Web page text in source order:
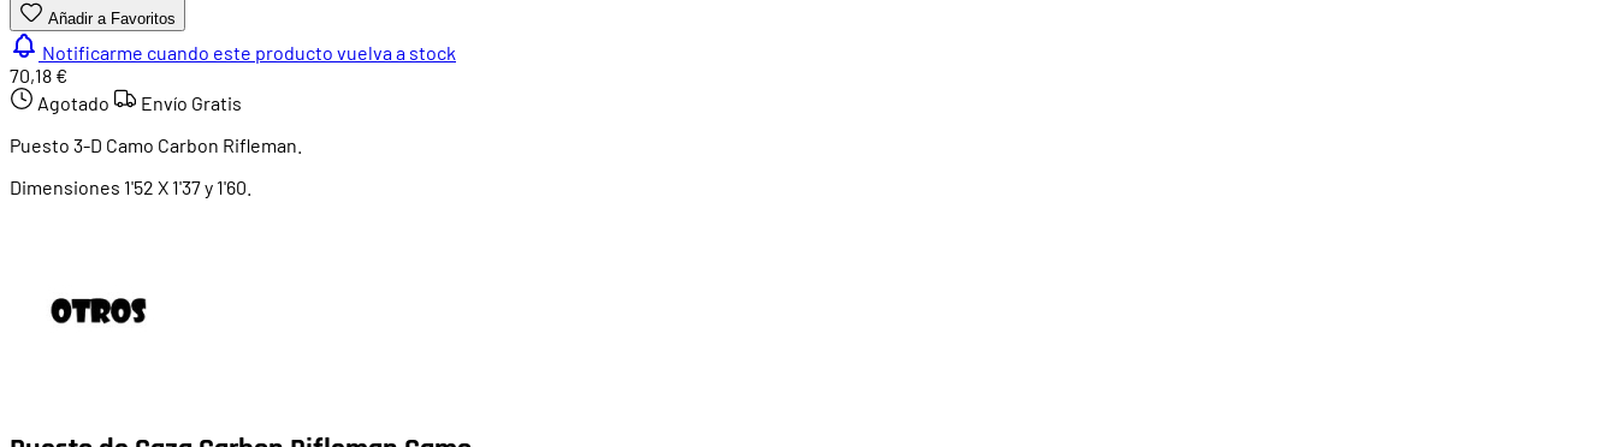
Añadir a Favoritos
Notificarme cuando este producto vuelva a stock
70,18 €
Agotado
Envío Gratis
Puesto 3-D Camo Carbon Rifleman.
Dimensiones 1'52 X 1'37 y 1'60.